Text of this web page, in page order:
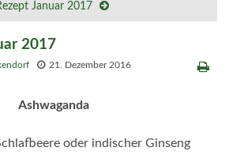
Januar 2017
2017
21. Dezember 2016
Ashwaganda
oder indischer Ginseng